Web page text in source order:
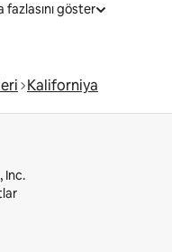
fazlasını göster
Kaliforniya
Inc.